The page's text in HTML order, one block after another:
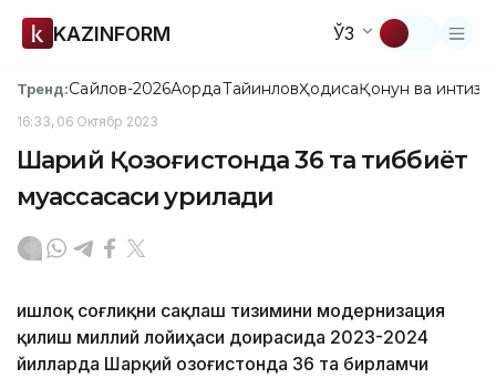
KAZINFORM ЎЗ
Тренд:Сайлов-2026АқордаТайинловҲодисаҚонун ва
16:33, 06 Октябр 2023
Шарқий Қозоғистонда 36 та тиббиёт
муассасаси қурилади
Қишлоқ соғлиқни сақлаш тизимини модернизация
қилиш миллий лойиҳаси доирасида 2023-2024
йилларда Шарқий Қозоғистонда 36 та бирламчи